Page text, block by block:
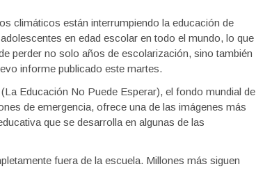
climáticos están interrumpiendo la educación de
en edad escolar en todo el mundo, lo que
perder no solo años de escolarización, sino también
informe publicado este martes.
Educación No Puede Esperar), el fondo mundial de
de emergencia, ofrece una de las imágenes más
que se desarrolla en algunas de las
fuera de la escuela. Millones más siguen